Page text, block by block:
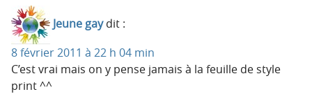
Jeune gay dit :
8 février 2011 à 22 h 04 min
C’est vrai mais on y pense jamais à la feuille de style
print ^^